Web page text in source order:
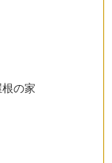
の家